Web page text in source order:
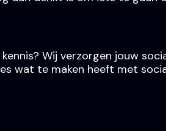
Wij verzorgen jouw
wat te maken heeft met